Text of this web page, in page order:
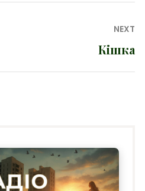
NEXT
Кішка